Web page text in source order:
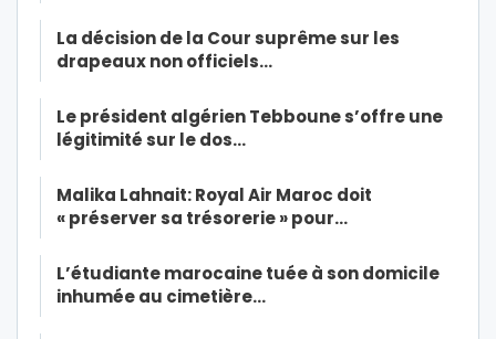
La décision de la Cour suprême sur les
drapeaux non officiels…
Le président algérien Tebboune s’offre une
légitimité sur le dos…
Malika Lahnait: Royal Air Maroc doit
« préserver sa trésorerie » pour…
L’étudiante marocaine tuée à son domicile
inhumée au cimetière…